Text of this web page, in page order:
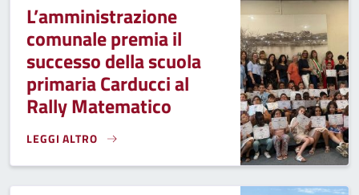
L’amministrazione
comunale premia il
successo della scuola
primaria Carducci al
Rally Matematico
LEGGI ALTRO
L’AMMINISTRAZIONE COMUNALE PREMIA IL SUCCESSO